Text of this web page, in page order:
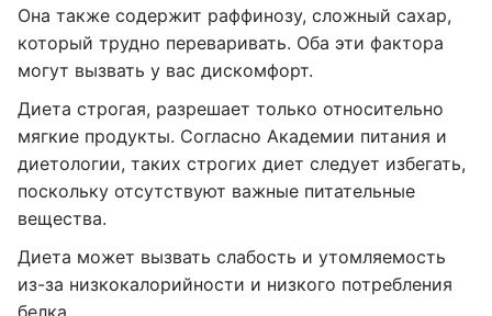
Она также содержит раффинозу, сложный сахар,
который трудно переваривать. Оба эти фактора
могут вызвать у вас дискомфорт.
Диета строгая, разрешает только относительно
мягкие продукты. Согласно Академии питания и
диетологии, таких строгих диет следует избегать,
поскольку отсутствуют важные питательные
вещества.
Диета может вызвать слабость и утомляемость
из-за низкокалорийности и низкого потребления
белка.